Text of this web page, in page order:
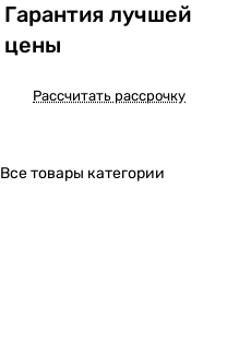
Гарантия лучшей
цены
Рассчитать рассрочку
Все товары категории